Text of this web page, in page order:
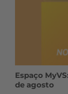
Espaço
de agosto